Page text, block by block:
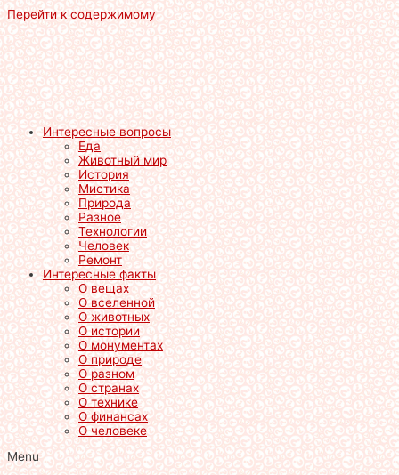
Перейти к содержимому
Интересные вопросы
Еда
Животный мир
История
Мистика
Природа
Разное
Технологии
Человек
Ремонт
Интересные факты
О вещах
О вселенной
О животных
О истории
О монументах
О природе
О разном
О странах
О технике
О финансах
О человеке
Menu